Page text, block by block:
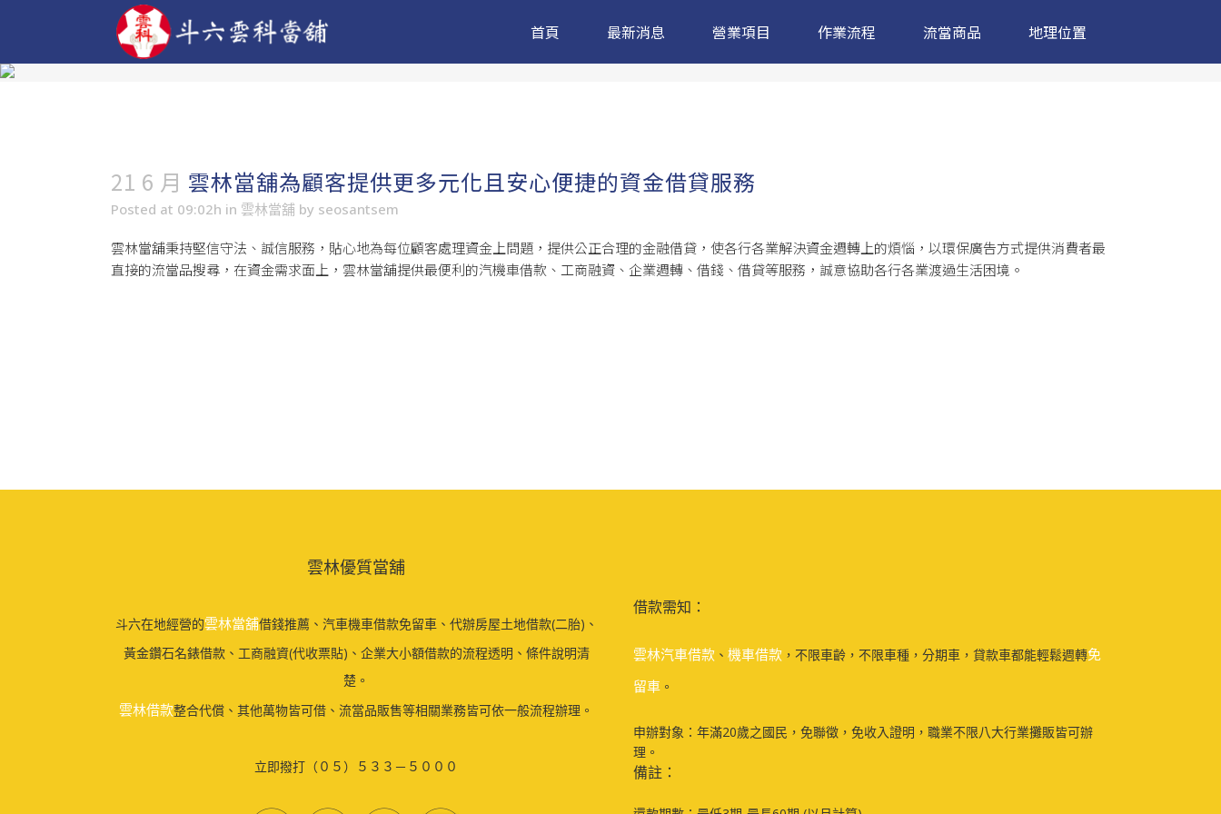
首頁 最新消息 營業項目 作業流程 流當商品 地理位置
21 6 月 雲林當舖為顧客提供更多元化且安心便捷的資金借貸服務
Posted at 09:02h in 雲林當舖 by seosantsem
雲林當舖秉持堅信守法、誠信服務，貼心地為每位顧客處理資金上問題，提供公正合理的金融借貸，使各行各業解決資金週轉上的煩惱，以環保廣告方式提供消費者最
直接的流當品搜尋，在資金需求面上，雲林當舖提供最便利的汽機車借款、工商融資、企業週轉、借錢、借貸等服務，誠意協助各行各業渡過生活困境。
雲林優質當舖
斗六在地經營的雲林當舖借錢推薦、汽車機車借款免留車、代辦房屋土地借款(二胎)、
黃金鑽石名錶借款、工商融資(代收票貼)、企業大小額借款的流程透明、條件說明清
楚。
雲林借款整合代償、其他萬物皆可借、流當品販售等相關業務皆可依一般流程辦理。
立即撥打（０５）５３３－５０００
借款需知：
雲林汽車借款 、 機車借款 ，不限車齡，不限車種，分期車，貸款車都能輕鬆週轉免
留車 。
申辦對象：年滿20歲之國民，免聯徵，免收入證明，職業不限八大行業攤販皆可辦
理。
備註：